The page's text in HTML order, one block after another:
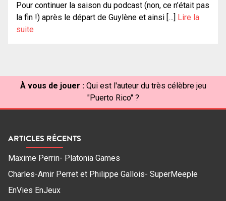
Pour continuer la saison du podcast (non, ce n’était pas
la fin !) après le départ de Guylène et ainsi […] Lire la
suite
À vous de jouer : Qui est l'auteur du très célèbre jeu
"Puerto Rico" ?
ARTICLES RÉCENTS
Maxime Perrin- Platonia Games
Charles-Amir Perret et Philippe Gallois- SuperMeeple
EnVies EnJeux